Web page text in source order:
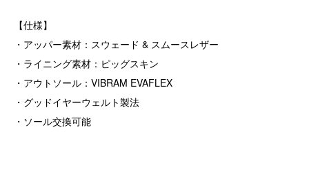
【仕様】
・アッパー素材：スウェード & スムースレザー
・ライニング素材：ピッグスキン
・アウトソール：VIBRAM EVAFLEX
・グッドイヤーウェルト製法
・ソール交換可能